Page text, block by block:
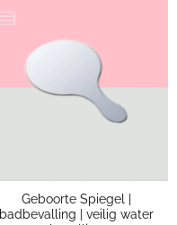
Geboorte Spiegel |
badbevalling | veilig water